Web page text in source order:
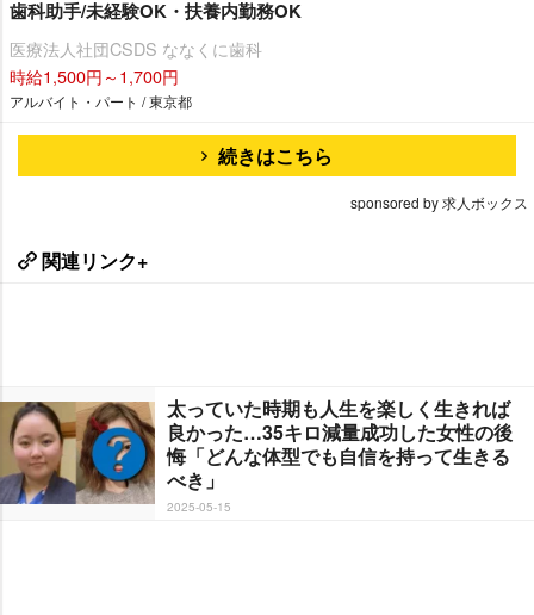
歯科助手/未経験OK・扶養内勤務OK
医療法人社団CSDS ななくに歯科
時給1,500円～1,700円
アルバイト・パート / 東京都
続きはこちら
sponsored by 求人ボックス
関連リンク+
太っていた時期も人生を楽しく生きれば
良かった…35キロ減量成功した女性の後
悔「どんな体型でも自信を持って生きる
べき」
2025-05-15